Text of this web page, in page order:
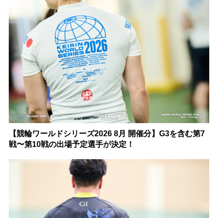
【競輪ワールドシリーズ2026 8月 開催分】G3を含む第7
戦〜第10戦の出場予定選手が決定！